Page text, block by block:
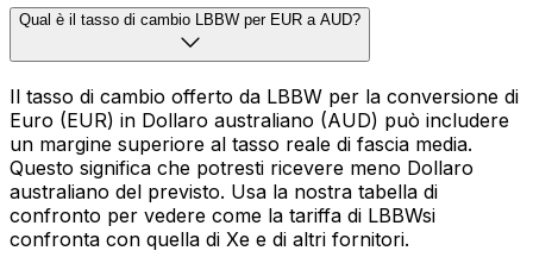
Qual è il tasso di cambio LBBW per EUR a AUD?
Il tasso di cambio offerto da LBBW per la conversione di
Euro (EUR) in Dollaro australiano (AUD) può includere
un margine superiore al tasso reale di fascia media.
Questo significa che potresti ricevere meno Dollaro
australiano del previsto. Usa la nostra tabella di
confronto per vedere come la tariffa di LBBWsi
confronta con quella di Xe e di altri fornitori.